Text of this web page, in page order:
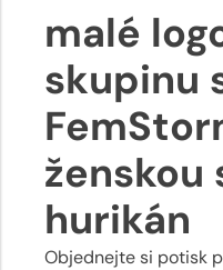
malé
skupinu
ženskou
hurikán
Objednejte si potisk